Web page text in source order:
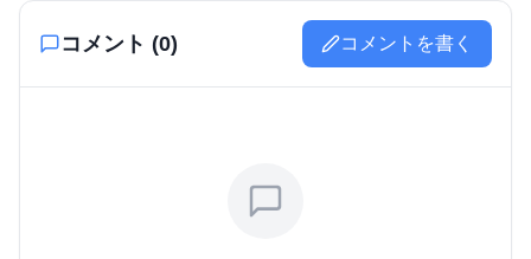
コメント (0) コメントを書く